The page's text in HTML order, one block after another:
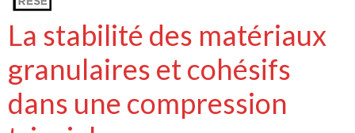
La stabilité des matériaux
granulaires et cohésifs
dans une compression